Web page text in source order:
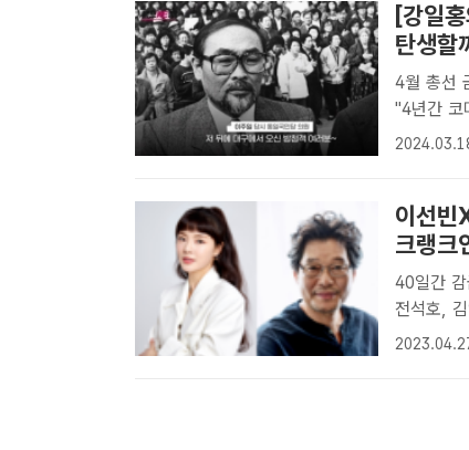
[강일
탄생할
4월 총선
"4년간 코미디
설로 남아
이선빈
크랭크
40일간 감금
전석호,
다. /이니